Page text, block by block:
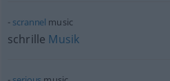
scrannel music
schrille Musik